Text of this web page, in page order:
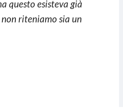
questo esisteva già
riteniamo sia un